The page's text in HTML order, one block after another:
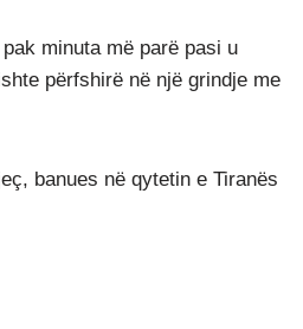
minuta më parë pasi u
përfshirë në një grindje me
banues në qytetin e Tiranës